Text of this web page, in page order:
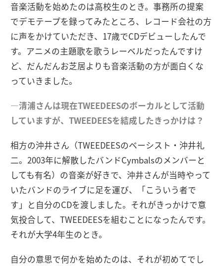
音楽活動を始めたのは高校生のとき。事務所の提案
でデモテープを録ってみたところ、レコード会社の方
に声をかけていただき、17歳でCDデビューしたんで
す。アニメの主題歌を歌うレーベルだったんですけ
ど、だんだんお芝居よりも音楽活動の方が面白くな
っていきました。
―清浦さんは現在TWEEDEESのボーカルとして活動
していますが、TWEEDEESを結成したきっかけは？
相方の沖井さん（TWEEDEESのベーシスト・沖井礼
二。2003年に解散したバンドCymbalsのメンバーと
しても有名）の音楽が好きで、沖井さんが当時やって
いたバンドのライブに足を運び、「こういう者で
す」と自分のCDを渡しました。それがきっかけで意
気投合して、TWEEDEESを組むことになったんです。
それが大学4年生のとき。
自分の意思で何かを始めたのは、それが初めてでし